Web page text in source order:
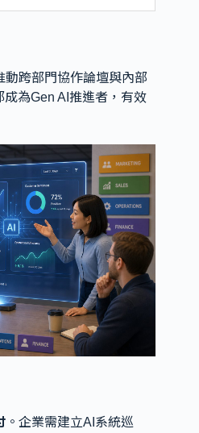
跨部門協作論壇與內部
為Gen AI推進者，有效
。企業需建立AI系統巡